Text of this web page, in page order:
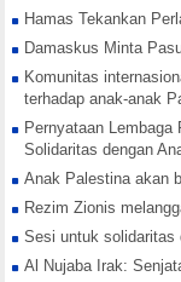
Hamas Tekankan
Damaskus Minta
Komunitas
terhadap anak-anak
Pernyataan Lembaga
Solidaritas dengan
Anak Palestina akan
Rezim Zionis
Sesi untuk solidaritas
Al Nujaba Irak: